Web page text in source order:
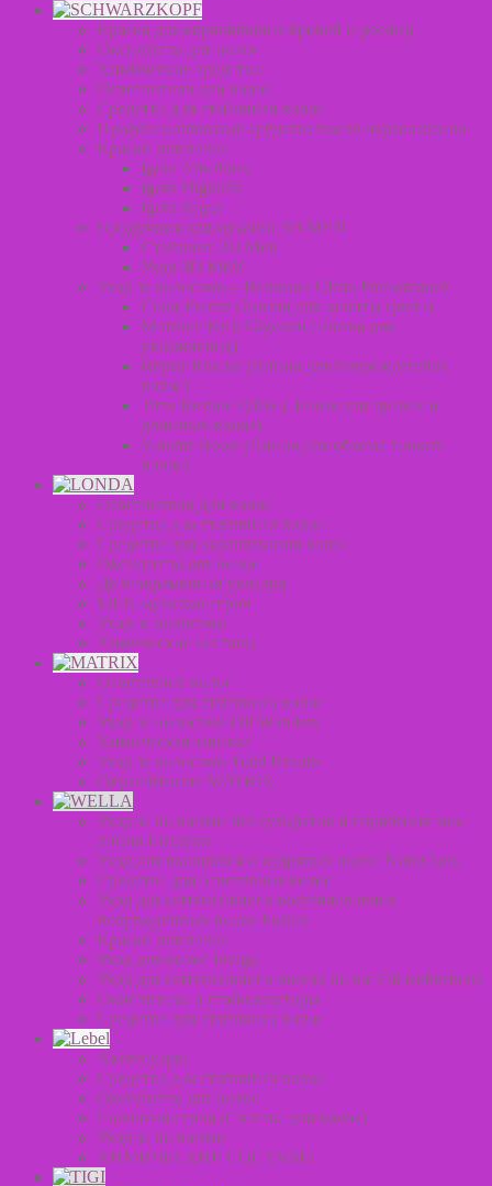
Краска для окрашивания бровей и ресниц
Оксиданты для волос
Химические средства
Осветлители для волос
Средства для стайлинга волос
Профессиональные средства после окрашивания
Краски для волос
Igora Absolutes
Igora Highlifts
Igora Royal
Продукция для мужчин 3D MEN
Стайлинг 3D Men
Уход 3D MEN
Уход за волосами – Bonacure Clean Performance
Color Freeze (Линия для защиты цвета)
Moisture Kick Glycerol (Линия для
увлажнения)
Repair Rescue (Линия для поврежденных
волос)
Time Restore Q10+ (Линия для зрелых и
длинных волос)
Volume Boost (Линия для объема тонких
волос)
Осветлители для волос
Средства для стайлинга волос
Средства для окрашивания волос
Оксиданты для волос
Долговременная укладка
MEN мужская серия
Уход за волосами
Химические составы
Осветление волос
Средства для стайлинга волос
Уход за волосами Oil Wonders
Химическая завивка
Уход за волосами Total Results
Окрашивание MATRIX
Уход за волосами без сульфатов и парабенов эко-
линия Elements
Уход для вьющихся и кудрявых волос NutriCurls
Средства для осветления волос
Уход для интенсивного восстановления
поврежденных волос Fusion
Краски для волос
Уход для волос Invigo
Уход для интенсивного блеска волос Oil Reflections
Окислители и стабилизаторы
Средства для стайлинга волос
Аксессуары
Средства для стайлинга волос
Оксиданты для волос
Салонная серия (Счастье для волос)
Уход за волосами
ХИМИЧЕСКИЕ СОСТАВЫ